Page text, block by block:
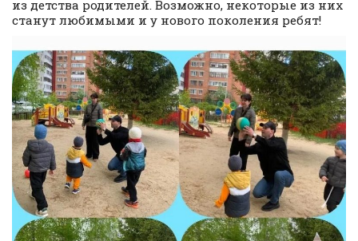
из детства родителей. Возможно, некоторые из них
станут любимыми и у нового поколения ребят!